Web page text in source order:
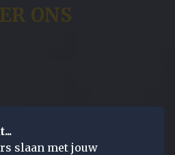
ONS
slaan met jouw